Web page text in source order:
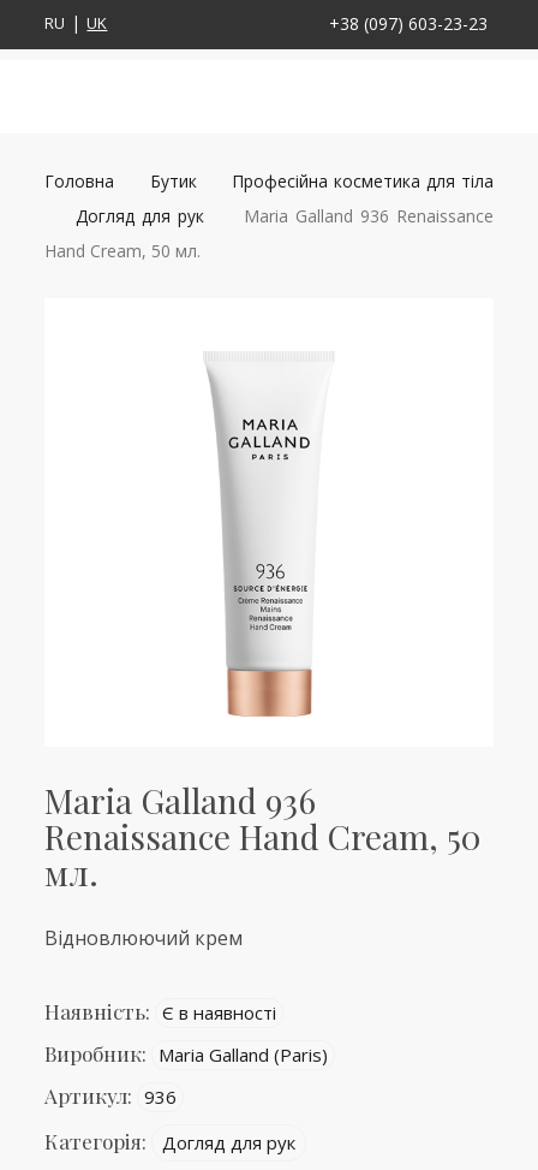
RU UK +38 (097) 603-23-23
Головна Бутик
Професійна косметика для тіла
Догляд для рук
Maria Galland 936 Renaissance
Hand Cream, 50 мл.
Maria Galland 936
Renaissance Hand Cream, 50
мл.
Відновлюючий крем
Наявність: Є в наявності
Виробник: Maria Galland (Paris)
Артикул: 936
Категорія: Догляд для рук